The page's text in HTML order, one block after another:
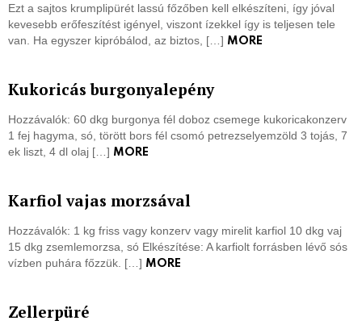
Ezt a sajtos krumplipürét lassú főzőben kell elkészíteni, így jóval
kevesebb erőfeszítést igényel, viszont ízekkel így is teljesen tele
van. Ha egyszer kipróbálod, az biztos, […] MORE
Kukoricás burgonyalepény
Hozzávalók: 60 dkg burgonya fél doboz csemege kukoricakonzerv
1 fej hagyma, só, törött bors fél csomó petrezselyemzöld 3 tojás, 7
ek liszt, 4 dl olaj […] MORE
Karfiol vajas morzsával
Hozzávalók: 1 kg friss vagy konzerv vagy mirelit karfiol 10 dkg vaj
15 dkg zsemlemorzsa, só Elkészítése: A karfiolt forrásben lévő sós
vízben puhára főzzük. […] MORE
Zellerpüré